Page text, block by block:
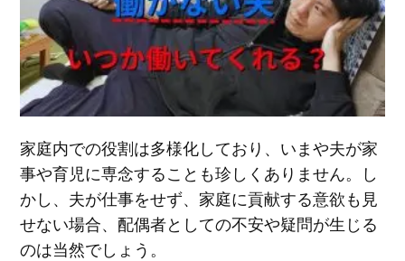
家庭内での役割は多様化しており、いまや夫が家
事や育児に専念することも珍しくありません。し
かし、夫が仕事をせず、家庭に貢献する意欲も見
せない場合、配偶者としての不安や疑問が生じる
のは当然でしょう。